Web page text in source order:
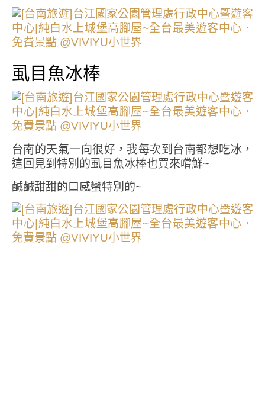
虱目魚冰棒
台南的天氣一向很好，我每次到台南都想吃冰，
這回見到特別的虱目魚冰棒也買來嚐鮮~
鹹鹹甜甜的口感蠻特別的~